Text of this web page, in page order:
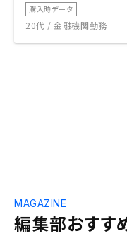
購入時データ
20代 / 金融機関勤務
編集部おすす
MAGAZINE